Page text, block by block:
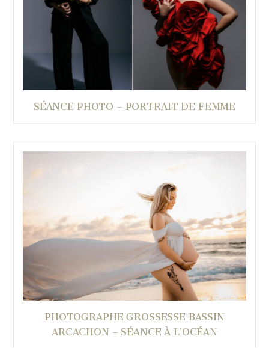
SÉANCE PHOTO – PORTRAIT DE FEMME
PHOTOGRAPHE GROSSESSE BASSIN
ARCACHON – SÉANCE À L’OCÉAN